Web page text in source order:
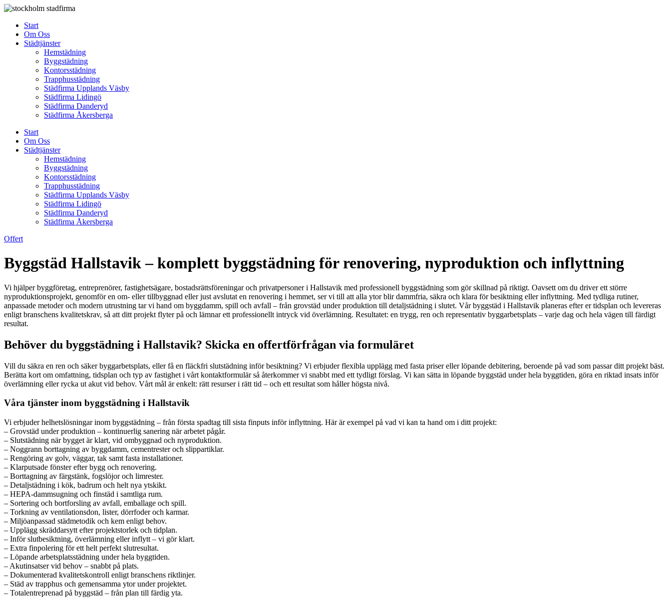
Skip
contentStart
Om Oss
Städtjänster
Hemstädning
Byggstädning
Kontorsstädning
Trapphusstädning
Städfirma Upplands Väsby
Städfirma Lidingö
Städfirma Danderyd
Städfirma Åkersberga
Start
Om Oss
Städtjänster
Hemstädning
Byggstädning
Kontorsstädning
Trapphusstädning
Städfirma Upplands Väsby
Städfirma Lidingö
Städfirma Danderyd
Städfirma Åkersberga
Offert
Byggstäd Hallstavik – komplett byggstädning för renovering, nyproduktion och inflyttning
Vi hjälper byggföretag, entreprenörer, fastighetsägare, bostadsrättsföreningar och privatpersoner i Hallstavik med professionell byggstädning som gör skillnad på riktigt. Oavsett om du driver ett större
nyproduktionsprojekt, genomför en om- eller tillbyggnad eller just avslutat en renovering i hemmet, ser vi till att alla ytor blir dammfria, säkra och klara för besiktning eller inflyttning. Med tydliga rutiner,
anpassade metoder och modern utrustning tar vi hand om byggdamm, spill och avfall – från grovstäd under produktion till detaljstädning i slutet. Vår byggstäd i Hallstavik planeras efter er tidsplan och levereras
enligt branschens kvalitetskrav, så att ditt projekt flyter på och lämnar ett professionellt intryck vid överlämning. Resultatet: en trygg, ren och representativ byggarbetsplats – varje dag och hela vägen till färdigt
resultat.
Behöver du byggstädning i Hallstavik? Skicka en offertförfrågan via formuläret
Vill du säkra en ren och säker byggarbetsplats, eller få en fläckfri slutstädning inför besiktning? Vi erbjuder flexibla upplägg med fasta priser eller löpande debitering, beroende på vad som passar ditt projekt bäst.
Berätta kort om omfattning, tidsplan och typ av fastighet i vårt kontaktformulär så återkommer vi snabbt med ett tydligt förslag. Vi kan sätta in löpande byggstäd under hela byggtiden, göra en riktad insats inför
överlämning eller rycka ut akut vid behov. Vårt mål är enkelt: rätt resurser i rätt tid – och ett resultat som håller högsta nivå.
Våra tjänster inom byggstädning i Hallstavik
Vi erbjuder helhetslösningar inom byggstädning – från första spadtag till sista finputs inför inflyttning. Här är exempel på vad vi kan ta hand om i ditt projekt:
– Grovstäd under produktion – kontinuerlig sanering när arbetet pågår.
– Slutstädning när bygget är klart, vid ombyggnad och nyproduktion.
– Noggrann borttagning av byggdamm, cementrester och slippartiklar.
– Rengöring av golv, väggar, tak samt fasta installationer.
– Klarputsade fönster efter bygg och renovering.
– Borttagning av färgstänk, fogslöjor och limrester.
– Detaljstädning i kök, badrum och helt nya ytskikt.
– HEPA-dammsugning och finstäd i samtliga rum.
– Sortering och bortforsling av avfall, emballage och spill.
– Torkning av ventilationsdon, lister, dörrfoder och karmar.
– Miljöanpassad städmetodik och kem enligt behov.
– Upplägg skräddarsytt efter projektstorlek och tidplan.
– Inför slutbesiktning, överlämning eller inflytt – vi gör klart.
– Extra finpolering för ett helt perfekt slutresultat.
– Löpande arbetsplatsstädning under hela byggtiden.
– Akutinsatser vid behov – snabbt på plats.
– Dokumenterad kvalitetskontroll enligt branschens riktlinjer.
– Städ av trapphus och gemensamma ytor under projektet.
– Totalentreprenad på byggstäd – från plan till färdig yta.